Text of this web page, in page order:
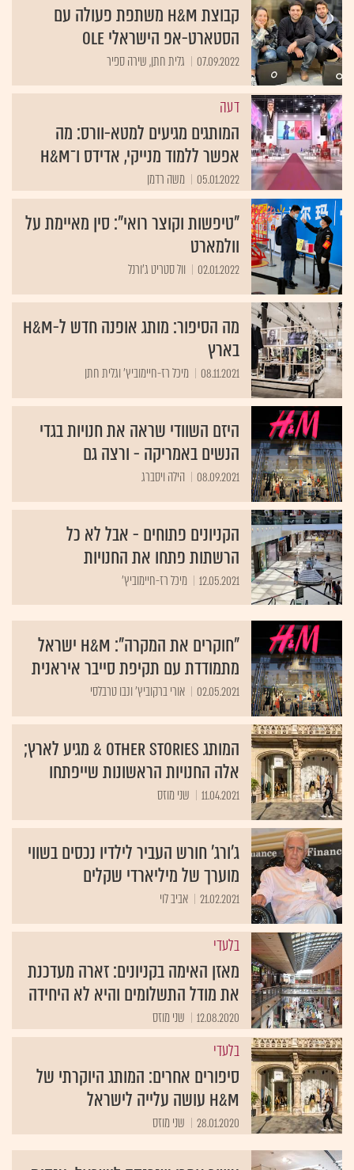
קבוצת H&M משתפת פעולה עם
הסטארט-אפ הישראלי Ole
07.09.2022 גלית חתן, שירה ספיר
דעה
המותגים מגיעים למטא-וורס: מה
אפשר ללמוד מנייקי, אדידס ו־H&M
05.01.2022 משה רדמן
"טיפשות וקוצר רואי": סין מאיימת על
וולמארט
02.01.2022 וול סטריט ג'ורנל
מה הסיפור: מותג אופנה חדש ל-H&M
בארץ
08.11.2021 מיכל רז-חיימוביץ' וגלית חתן
היזם השוודי שראה את חנויות בגדי
הנשים באמריקה - ורצה גם
08.09.2021 הילה ויסברג
הקניונים פתוחים - אבל לא כל
הרשתות פתחו את החנויות
12.05.2021 מיכל רז-חיימוביץ'
"חוקרים את המקרה": H&M ישראל
מתמודדת עם תקיפת סייבר איראנית
02.05.2021 אורי ברקוביץ' ונבו טרבלסי
המותג Other Stories & מגיע לארץ;
אלה החנויות הראשונות שייפתחו
11.04.2021 שני מוזס
ג'ורג' חורש העביר לילדיו נכסים בשווי
מוערך של מיליארדי שקלים
21.02.2021 אביב לוי
בלעדי
מאזן האימה בקניונים: זארה מעדכנת
את מודל התשלומים והיא לא היחידה
12.08.2020 שני מוזס
בלעדי
סיפורים אחרים: המותג היוקרתי של
H&M עושה עלייה לישראל
28.01.2020 שני מוזס